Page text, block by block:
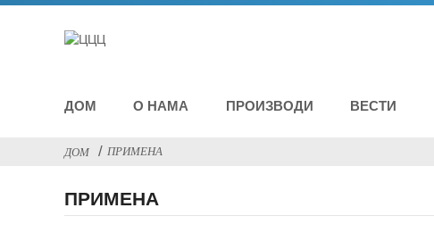
ДОМ О НАМА ПРОИЗВОДИ ВЕСТИ
ДОМ ПРИМЕНА
ПРИМЕНА